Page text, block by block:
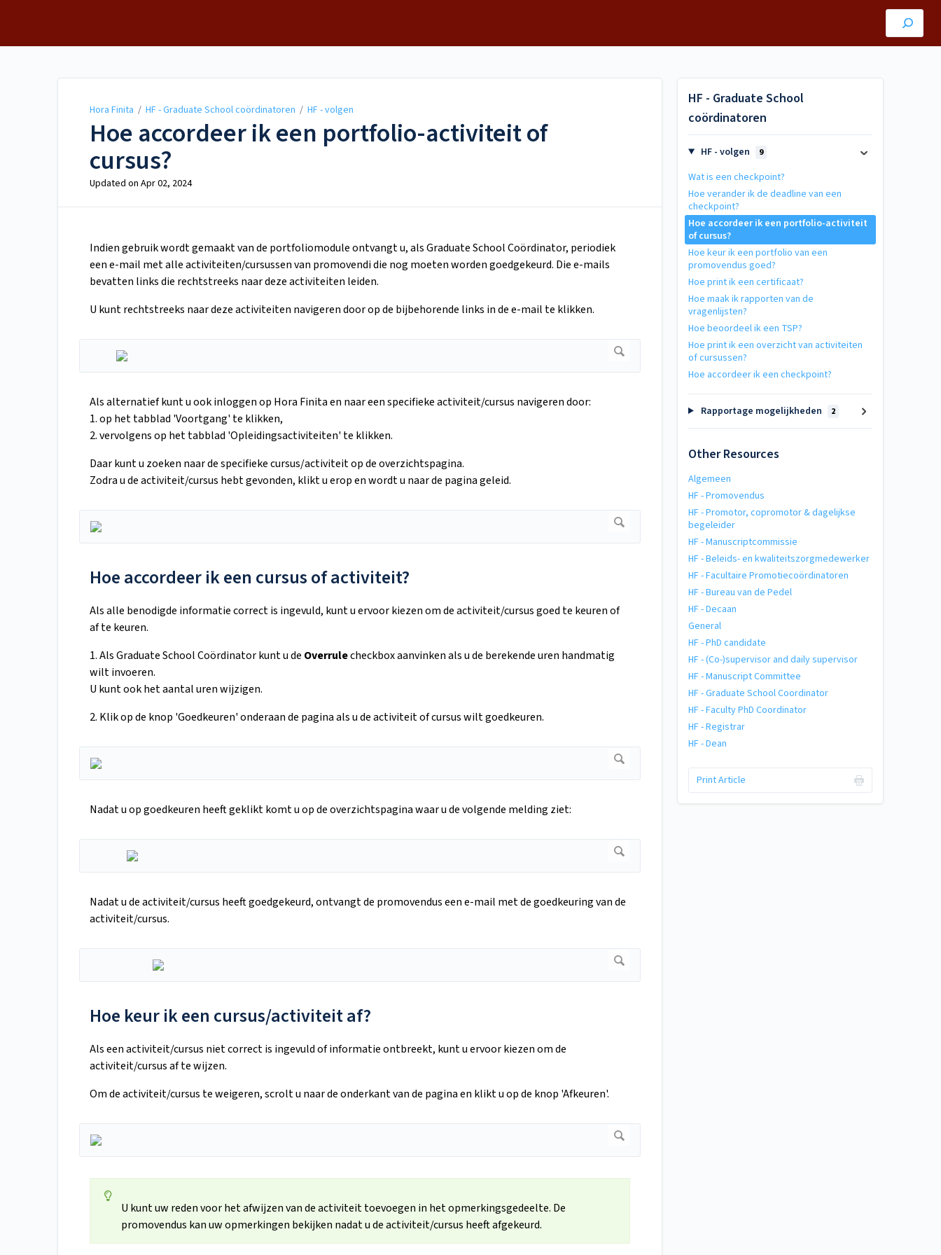
Hora Finita / HF - Graduate School coördinatoren / HF - volgen
Hoe accordeer ik een portfolio-activiteit of
cursus?
Updated on Apr 02, 2024
Indien gebruik wordt gemaakt van de portfoliomodule ontvangt u, als Graduate School Coördinator, periodiek
een e-mail met alle activiteiten/cursussen van promovendi die nog moeten worden goedgekeurd. Die e-mails
bevatten links die rechtstreeks naar deze activiteiten leiden.
U kunt rechtstreeks naar deze activiteiten navigeren door op de bijbehorende links in de e-mail te klikken.
Als alternatief kunt u ook inloggen op Hora Finita en naar een specifieke activiteit/cursus navigeren door:
1. op het tabblad 'Voortgang' te klikken,
2. vervolgens op het tabblad 'Opleidingsactiviteiten' te klikken.
Daar kunt u zoeken naar de specifieke cursus/activiteit op de overzichtspagina.
Zodra u de activiteit/cursus hebt gevonden, klikt u erop en wordt u naar de pagina geleid.
Hoe accordeer ik een cursus of activiteit?
Als alle benodigde informatie correct is ingevuld, kunt u ervoor kiezen om de activiteit/cursus goed te keuren of
af te keuren.
1. Als Graduate School Coördinator kunt u de Overrulecheckbox aanvinken als u de berekende uren handmatig
wilt invoeren.
U kunt ook het aantal uren wijzigen.
2. Klik op de knop 'Goedkeuren' onderaan de pagina als u de activiteit of cursus wilt goedkeuren.
Nadat u op goedkeuren heeft geklikt komt u op de overzichtspagina waar u de volgende melding ziet:
Nadat u de activiteit/cursus heeft goedgekeurd, ontvangt de promovendus een e-mail met de goedkeuring van de
activiteit/cursus.
Hoe keur ik een cursus/activiteit af?
Als een activiteit/cursus niet correct is ingevuld of informatie ontbreekt, kunt u ervoor kiezen om de
activiteit/cursus af te wijzen.
Om de activiteit/cursus te weigeren, scrolt u naar de onderkant van de pagina en klikt u op de knop 'Afkeuren'.
U kunt uw reden voor het afwijzen van de activiteit toevoegen in het opmerkingsgedeelte. De
promovendus kan uw opmerkingen bekijken nadat u de activiteit/cursus heeft afgekeurd.
HF - Graduate School
coördinatoren
HF - volgen 9
Wat is een checkpoint?
Hoe verander ik de deadline van een
checkpoint?
Hoe accordeer ik een portfolio-activiteit
of cursus?
Hoe keur ik een portfolio van een
promovendus goed?
Hoe print ik een certificaat?
Hoe maak ik rapporten van de
vragenlijsten?
Hoe beoordeel ik een TSP?
Hoe print ik een overzicht van activiteiten
of cursussen?
Hoe accordeer ik een checkpoint?
Rapportage mogelijkheden 2
Other Resources
Algemeen
HF - Promovendus
HF - Promotor, copromotor & dagelijkse
begeleider
HF - Manuscriptcommissie
HF - Beleids- en kwaliteitszorgmedewerker
HF - Facultaire Promotiecoördinatoren
HF - Bureau van de Pedel
HF - Decaan
General
HF - PhD candidate
HF - (Co-)supervisor and daily supervisor
HF - Manuscript Committee
HF - Graduate School Coordinator
HF - Faculty PhD Coordinator
HF - Registrar
HF - Dean
Print Article